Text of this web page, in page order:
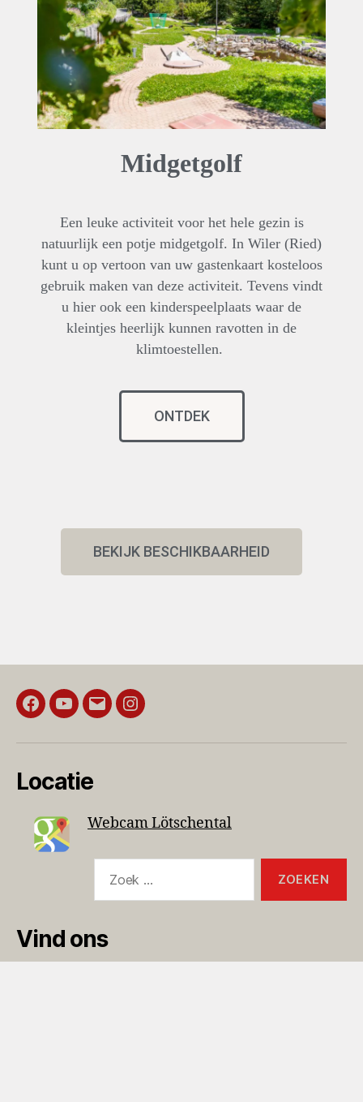
Midgetgolf
Een leuke activiteit voor het hele gezin is
natuurlijk een potje midgetgolf. In Wiler (Ried)
kunt u op vertoon van uw gastenkaart kosteloos
gebruik maken van deze activiteit. Tevens vindt
u hier ook een kinderspeelplaats waar de
kleintjes heerlijk kunnen ravotten in de
klimtoestellen.
ONTDEK
BEKIJK BESCHIKBAARHEID
Locatie
Webcam Lötschental
Vind ons